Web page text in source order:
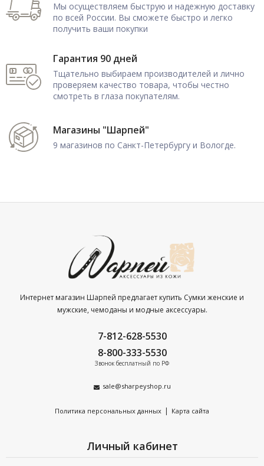
Мы осуществляем быструю и надежную доставку
по всей России. Вы сможете быстро и легко
получить ваши покупки
Гарантия 90 дней
Тщательно выбираем производителей и лично
проверяем качество товара, чтобы честно
смотреть в глаза покупателям.
Магазины "Шарпей"
9 магазинов по Санкт-Петербургу и Вологде.
Интернет магазин Шарпей предлагает купить Сумки женские и
мужские, чемоданы и модные аксессуары.
7-812-628-5530
8-800-333-5530
Звонок бесплатный по РФ
sale@sharpeyshop.ru
Политика персональных данных | Карта сайта
Личный кабинет